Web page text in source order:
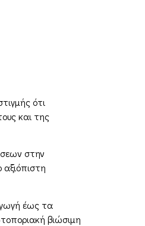
ότι
και της
στην
έως τα
βιώσιμη